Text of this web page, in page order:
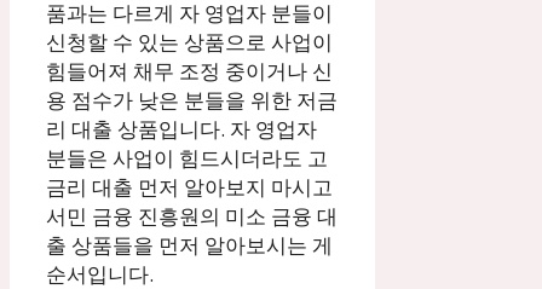
품과는 다르게 자 영업자 분들이
신청할 수 있는 상품으로 사업이
힘들어져 채무 조정 중이거나 신
용 점수가 낮은 분들을 위한 저금
리 대출 상품입니다. 자 영업자
분들은 사업이 힘드시더라도 고
금리 대출 먼저 알아보지 마시고
서민 금융 진흥원의 미소 금융 대
출 상품들을 먼저 알아보시는 게
순서입니다.